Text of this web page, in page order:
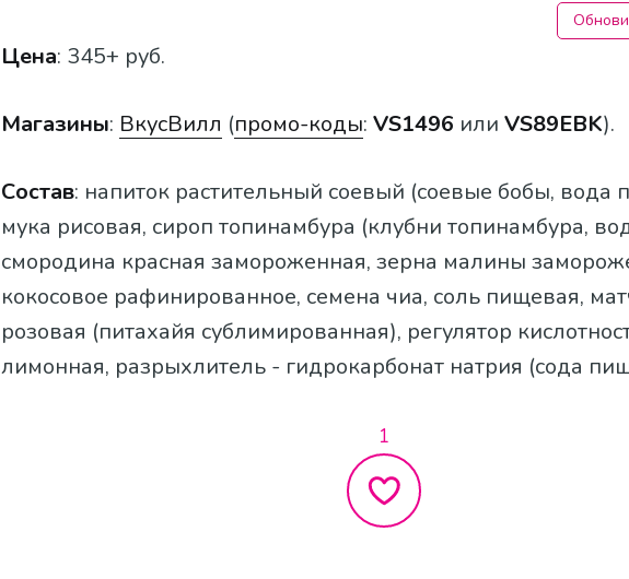
Цена: 345+ руб.
Магазины: ВкусВилл (промо-коды: VS1496 или VS89EBK).
Состав: напиток растительный соевый (соевые бобы, вода
мука рисовая, сироп топинамбура (клубни топинамбура,
смородина красная замороженная, зерна малины
кокосовое рафинированное, семена чиа, соль пищевая,
розовая (питахайя сублимированная), регулятор
лимонная, разрыхлитель - гидрокарбонат натрия (сода
1